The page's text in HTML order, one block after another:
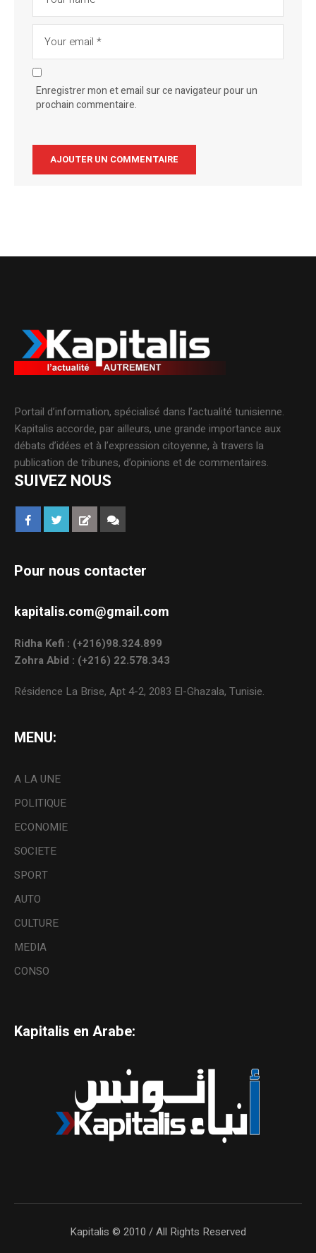
Enregistrer mon et email sur ce navigateur pour un
prochain commentaire.
Portail d’information, spécialisé dans l’actualité tunisienne.
Kapitalis accorde, par ailleurs, une grande importance aux
débats d’idées et à l’expression citoyenne, à travers la
publication de tribunes, d’opinions et de commentaires.
SUIVEZ NOUS
Pour nous contacter
kapitalis.com@gmail.com
Ridha Kefi : (+216)98.324.899
Zohra Abid : (+216) 22.578.343
Résidence La Brise, Apt 4-2, 2083 El-Ghazala, Tunisie.
MENU:
A LA UNE
POLITIQUE
ECONOMIE
SOCIETE
SPORT
AUTO
CULTURE
MEDIA
CONSO
Kapitalis en Arabe:
Kapitalis © 2010 / All Rights Reserved